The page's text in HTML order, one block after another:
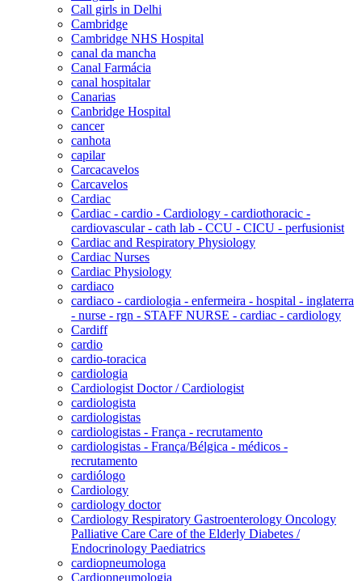
Call girls in Delhi
Cambridge
Cambridge NHS Hospital
canal da mancha
Canal Farmácia
canal hospitalar
Canarias
Canbridge Hospital
cancer
canhota
capilar
Carcacavelos
Carcavelos
Cardiac
Cardiac - cardio - Cardiology - cardiothoracic -
cardiovascular - cath lab - CCU - CICU - perfusionist
Cardiac and Respiratory Physiology
Cardiac Nurses
Cardiac Physiology
cardiaco
cardiaco - cardiologia - enfermeira - hospital - inglaterra
- nurse - rgn - STAFF NURSE - cardiac - cardiology
Cardiff
cardio
cardio-toracica
cardiologia
Cardiologist Doctor / Cardiologist
cardiologista
cardiologistas
cardiologistas - França - recrutamento
cardiologistas - França/Bélgica - médicos -
recrutamento
cardiólogo
Cardiology
cardiology doctor
Cardiology Respiratory Gastroenterology Oncology
Palliative Care Care of the Elderly Diabetes /
Endocrinology Paediatrics
cardiopneumologa
Cardiopneumologia